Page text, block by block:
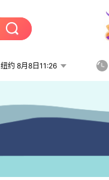
纽约 8月8日11:26